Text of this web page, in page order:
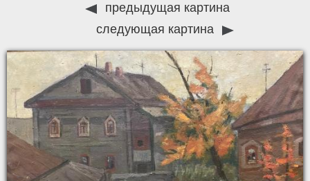
предыдущая картина
следующая картина